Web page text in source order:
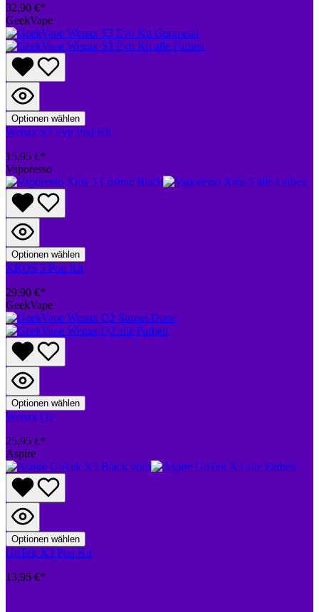
32,90 €*
GeekVape
Optionen wählen
Wenax S3 Evo Pod Kit
15,95 €*
Vaporesso
Optionen wählen
XROS 5 Pod Kit
29,90 €*
GeekVape
Optionen wählen
Wenax Q2
25,95 €*
Aspire
Optionen wählen
GoTek X3 Pod Kit
13,95 €*